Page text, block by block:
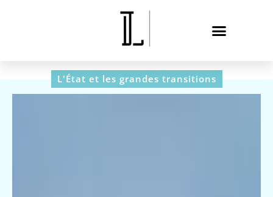
L'État et les grandes transitions